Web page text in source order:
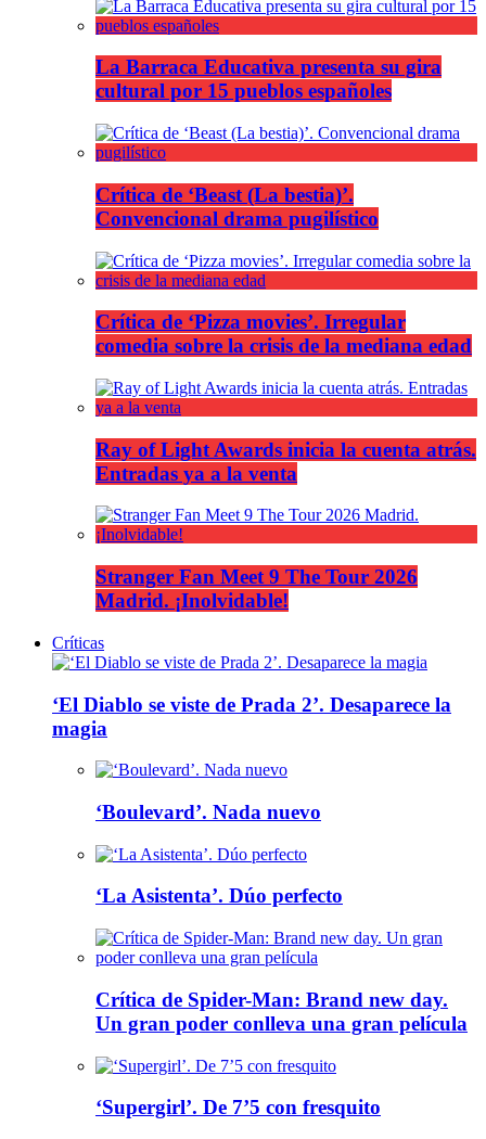
La Barraca Educativa presenta su gira
cultural por 15 pueblos españoles
Crítica de ‘Beast (La bestia)’.
Convencional drama pugilístico
Crítica de ‘Pizza movies’. Irregular
comedia sobre la crisis de la mediana edad
Ray of Light Awards inicia la cuenta atrás.
Entradas ya a la venta
Stranger Fan Meet 9 The Tour 2026
Madrid. ¡Inolvidable!
Críticas
‘El Diablo se viste de Prada 2’. Desaparece la
magia
‘Boulevard’. Nada nuevo
‘La Asistenta’. Dúo perfecto
Crítica de Spider-Man: Brand new day.
Un gran poder conlleva una gran película
‘Supergirl’. De 7’5 con fresquito